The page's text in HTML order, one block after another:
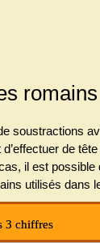
romains
soustractions
de
il est
utilisés dans
3 chiffres